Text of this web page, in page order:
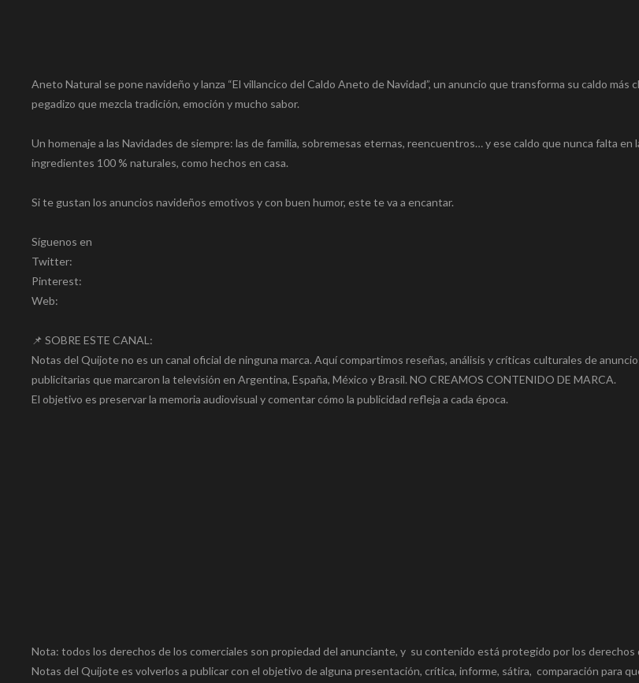
Aneto Natural se pone navideño y lanza “El villancico del Caldo Aneto de Navidad”, un anuncio que transforma su caldo más
pegadizo que mezcla tradición, emoción y mucho sabor.
Un homenaje a las Navidades de siempre: las de familia, sobremesas eternas, reencuentros… y ese caldo que nunca falta en
ingredientes 100 % naturales, como hechos en casa.
Si te gustan los anuncios navideños emotivos y con buen humor, este te va a encantar.
Síguenos en
Twitter:
Pinterest:
Web:
📌 SOBRE ESTE CANAL:
Notas del Quijote no es un canal oficial de ninguna marca. Aquí compartimos reseñas, análisis y críticas culturales de
publicitarias que marcaron la televisión en Argentina, España, México y Brasil. NO CREAMOS CONTENIDO DE MARCA.
El objetivo es preservar la memoria audiovisual y comentar cómo la publicidad refleja a cada época.
Nota: todos los derechos de los comerciales son propiedad del anunciante, y su contenido está protegido por los
Notas del Quijote es volverlos a publicar con el objetivo de alguna presentación, crítica, informe, sátira, comparación para